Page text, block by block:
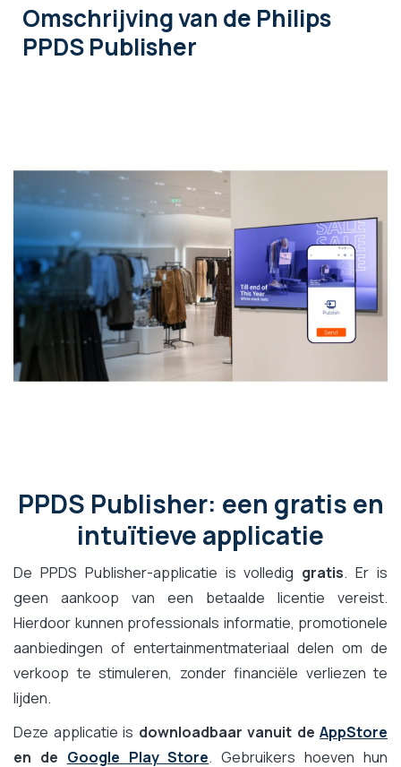
Omschrijvingvan de Philips
PPDS Publisher
PPDS Publisher: een gratis en
intuïtieve applicatie
De PPDS Publisher-applicatie is volledig gratis. Er is
geen aankoop van een betaalde licentie vereist.
Hierdoor kunnen professionals informatie, promotionele
aanbiedingen of entertainmentmateriaal delen om de
verkoop te stimuleren, zonder financiële verliezen te
lijden.
Deze applicatie is downloadbaar vanuit de AppStore
en de Google Play Store. Gebruikers hoeven hun